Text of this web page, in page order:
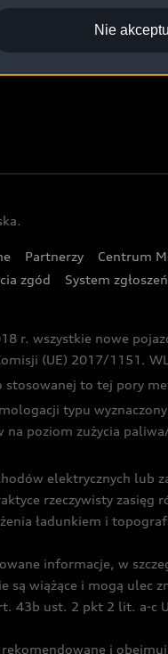
Partnerzy Centrum
zgód
System
r. wszystkie nowe
(UE) 2017/1151.
to tej pory
typu
na poziom zużycia
elektrycznych lub
rzeczywisty
ładunkiem i
informacje, w
są wiążące i mogą ulec
43b ust. 2 pkt 2 lit. a-c
i
Nie